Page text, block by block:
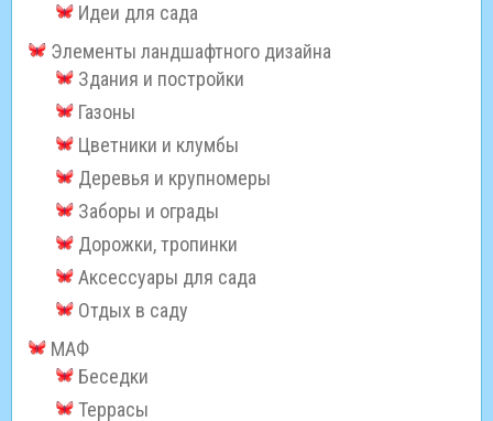
Идеи для сада
Элементы ландшафтного дизайна
Здания и постройки
Газоны
Цветники и клумбы
Деревья и крупномеры
Заборы и ограды
Дорожки, тропинки
Аксессуары для сада
Отдых в саду
МАФ
Беседки
Террасы